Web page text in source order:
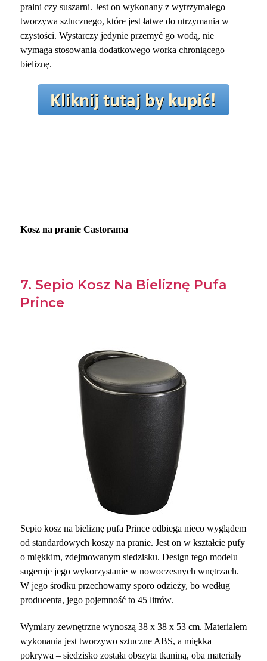
pralni czy suszarni. Jest on wykonany z wytrzymałego
tworzywa sztucznego, które jest łatwe do utrzymania w
czystości. Wystarczy jedynie przemyć go wodą, nie
wymaga stosowania dodatkowego worka chroniącego
bieliznę.
Kosz na pranie Castorama
7. Sepio Kosz Na Bieliznę Pufa
Prince
Sepio kosz na bieliznę pufa Prince odbiega nieco wyglądem
od standardowych koszy na pranie. Jest on w kształcie pufy
o miękkim, zdejmowanym siedzisku. Design tego modelu
sugeruje jego wykorzystanie w nowoczesnych wnętrzach.
W jego środku przechowamy sporo odzieży, bo według
producenta, jego pojemność to 45 litrów.
Wymiary zewnętrzne wynoszą 38 x 38 x 53 cm. Materiałem
wykonania jest tworzywo sztuczne ABS, a miękka
pokrywa – siedzisko została obszyta tkaniną, oba materiały